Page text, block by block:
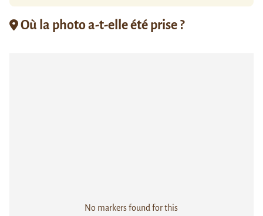
Où la photo a-t-elle été prise ?
No markers found for this